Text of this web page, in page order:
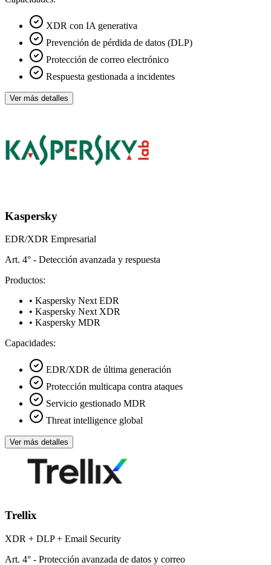
XDR con IA generativa
Prevención de pérdida de datos (DLP)
Protección de correo electrónico
Respuesta gestionada a incidentes
Ver más detalles
Kaspersky
EDR/XDR Empresarial
Art. 4° - Detección avanzada y respuesta
Productos:
• Kaspersky Next EDR
• Kaspersky Next XDR
• Kaspersky MDR
Capacidades:
EDR/XDR de última generación
Protección multicapa contra ataques
Servicio gestionado MDR
Threat intelligence global
Ver más detalles
Trellix
XDR + DLP + Email Security
Art. 4° - Protección avanzada de datos y correo